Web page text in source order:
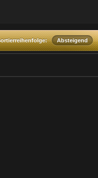
Absteigend